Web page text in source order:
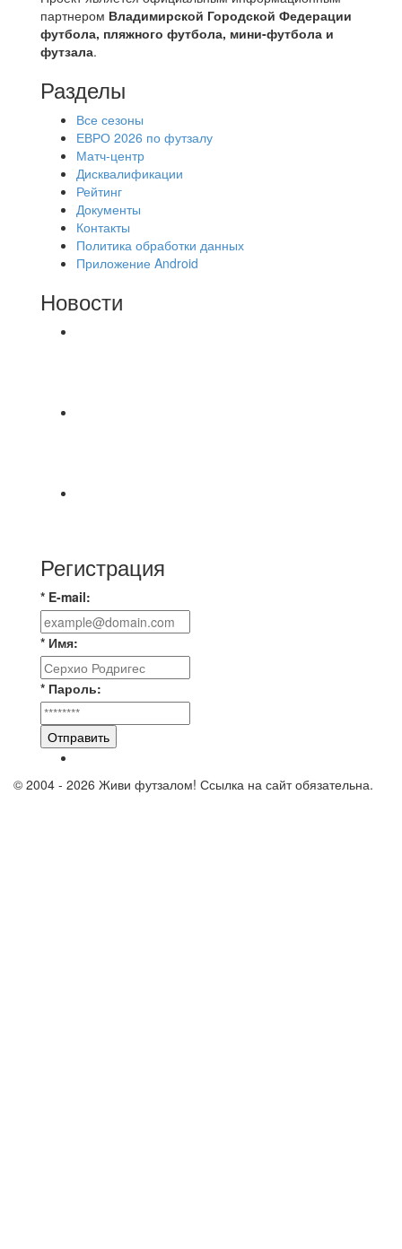
партнером Владимирской Городской Федерации
футбола, пляжного футбола, мини-футбола и
футзала.
Разделы
Все сезоны
ЕВРО 2026 по футзалу
Матч-центр
Дисквалификации
Рейтинг
Документы
Контакты
Политика обработки данных
Приложение Android
Новости
Регистрация
* E-mail:
* Имя:
* Пароль:
Отправить
© 2004 - 2026 Живи футзалом! Ссылка на сайт обязательна.